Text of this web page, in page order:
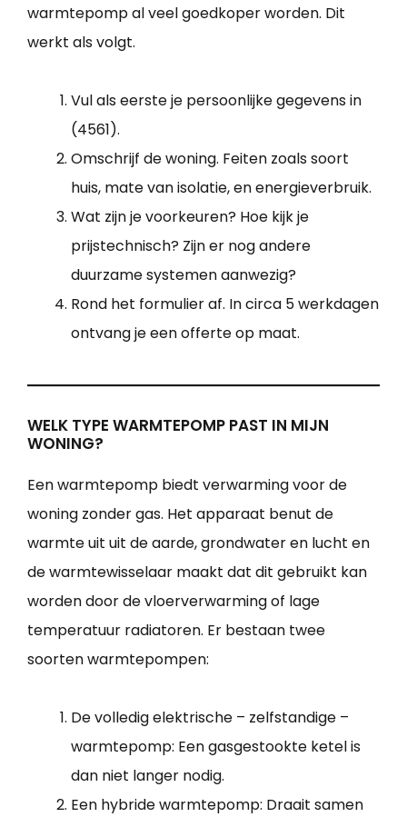
warmtepomp al veel goedkoper worden. Dit
werkt als volgt.
Vul als eerste je persoonlijke gegevens in
(4561).
Omschrijf de woning. Feiten zoals soort
huis, mate van isolatie, en energieverbruik.
Wat zijn je voorkeuren? Hoe kijk je
prijstechnisch? Zijn er nog andere
duurzame systemen aanwezig?
Rond het formulier af. In circa 5 werkdagen
ontvang je een offerte op maat.
WELK TYPE WARMTEPOMP PAST IN MIJN
WONING?
Een warmtepomp biedt verwarming voor de
woning zonder gas. Het apparaat benut de
warmte uit uit de aarde, grondwater en lucht en
de warmtewisselaar maakt dat dit gebruikt kan
worden door de vloerverwarming of lage
temperatuur radiatoren. Er bestaan twee
soorten warmtepompen:
De volledig elektrische – zelfstandige –
warmtepomp: Een gasgestookte ketel is
dan niet langer nodig.
Een hybride warmtepomp: Draait samen